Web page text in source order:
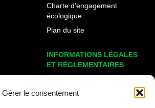
Gérer le consentement
Charte d’engagement
écologique
Plan du site
INFORMATIONS LÉGALES
ET RÉGLEMENTAIRES